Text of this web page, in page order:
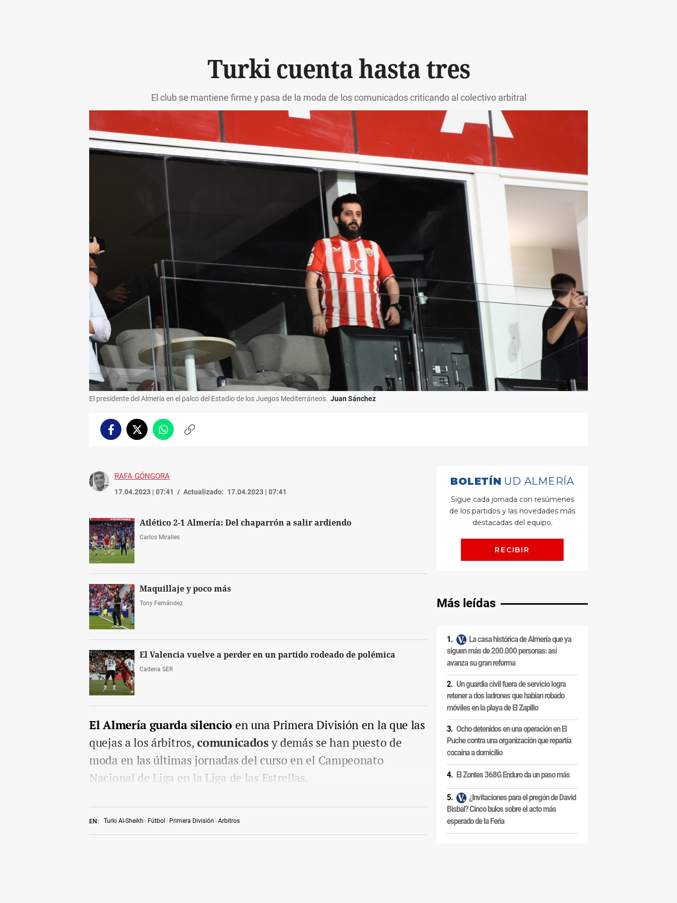
Turki cuenta hasta tres
El club se mantiene firme y pasa de la moda de los comunicados criticando al colectivo arbitral
El presidente del Almería en el palco del Estadio de los Juegos Mediterráneos. Juan Sánchez
FacebookTwitterWhatsappCopiar
RAFA GÓNGORA
17.04.2023 | 07:41 Actualizado: 17.04.2023 | 07:41
EN: Turki Al-Sheikh Fútbol Primera División Árbitros
Atlético 2-1 Almería: Del chaparrón a salir ardiendo
Carlos Miralles
Maquillaje y poco más
Tony Fernández
El Valencia vuelve a perder en un partido rodeado de polémica
Cadena SER
El Almería guarda silencio en una Primera División en la que las
quejas a los árbitros,comunicadosy demás se han puesto de
moda en las últimas jornadas del curso en el Campeonato
Nacional de Liga en la Liga de las Estrellas.
Más leídas
La casa histórica de Almería que ya
siguen más de 200.000 personas: así
avanza su gran reforma
Un guardia civil fuera de servicio logra
retener a dos ladrones que habían robado
móviles en la playa de El Zapillo
Ocho detenidos en una operación en El
Puche contra una organización que repartía
cocaína a domicilio
El Zontes 368G Enduro da un paso más
¿Invitaciones para el pregón de David
Bisbal? Cinco bulos sobre el acto más
esperado de la Feria